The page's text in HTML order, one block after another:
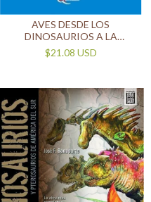
AVES DESDE LOS
DINOSAURIOS A LA
ACTUALIDAD
$21.08 USD